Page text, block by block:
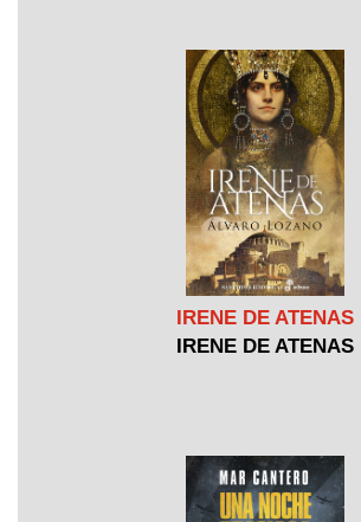
IRENE DE ATENAS
IRENE DE ATENAS